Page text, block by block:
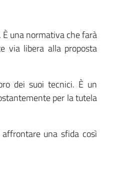
È una normativa che farà
via libera alla proposta
dei suoi tecnici. È un
per la tutela
una sfida così